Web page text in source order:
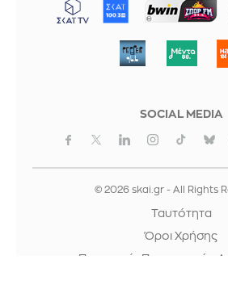
SOCIAL MEDIA
© 2026 skai.gr - All Rights
Ταυτότητα
Όροι Χρήσης
Προστασία Προσωπικών